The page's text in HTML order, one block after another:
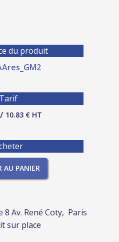
du produit
Tarif
/ 10.83 € HT
AU PANIER
8 Av. René Coty, Paris
sur place